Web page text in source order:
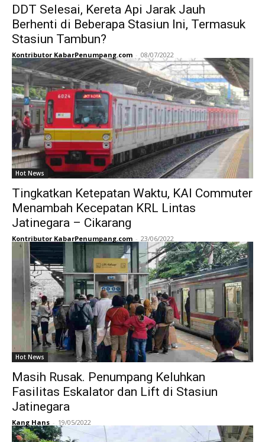
DDT Selesai, Kereta Api Jarak Jauh
Berhenti di Beberapa Stasiun Ini, Termasuk
Stasiun Tambun?
Kontributor KabarPenumpang.com - 08/07/2022
Hot News
Tingkatkan Ketepatan Waktu, KAI Commuter
Menambah Kecepatan KRL Lintas
Jatinegara – Cikarang
Kontributor KabarPenumpang.com - 23/06/2022
Hot News
Masih Rusak. Penumpang Keluhkan
Fasilitas Eskalator dan Lift di Stasiun
Jatinegara
Kang Hans - 19/05/2022